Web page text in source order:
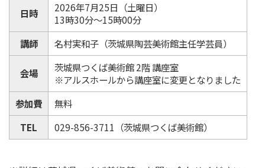
日時
2026年7月25日（土曜日）
13時30分～15時00分
講師
名村実和子（茨城県陶芸美術館主任学芸員）
会場
茨城県つくば美術館 2階 講座室
※アルスホールから講座室に変更となりました
参加費
無料
TEL
029-856-3711（茨城県つくば美術館）